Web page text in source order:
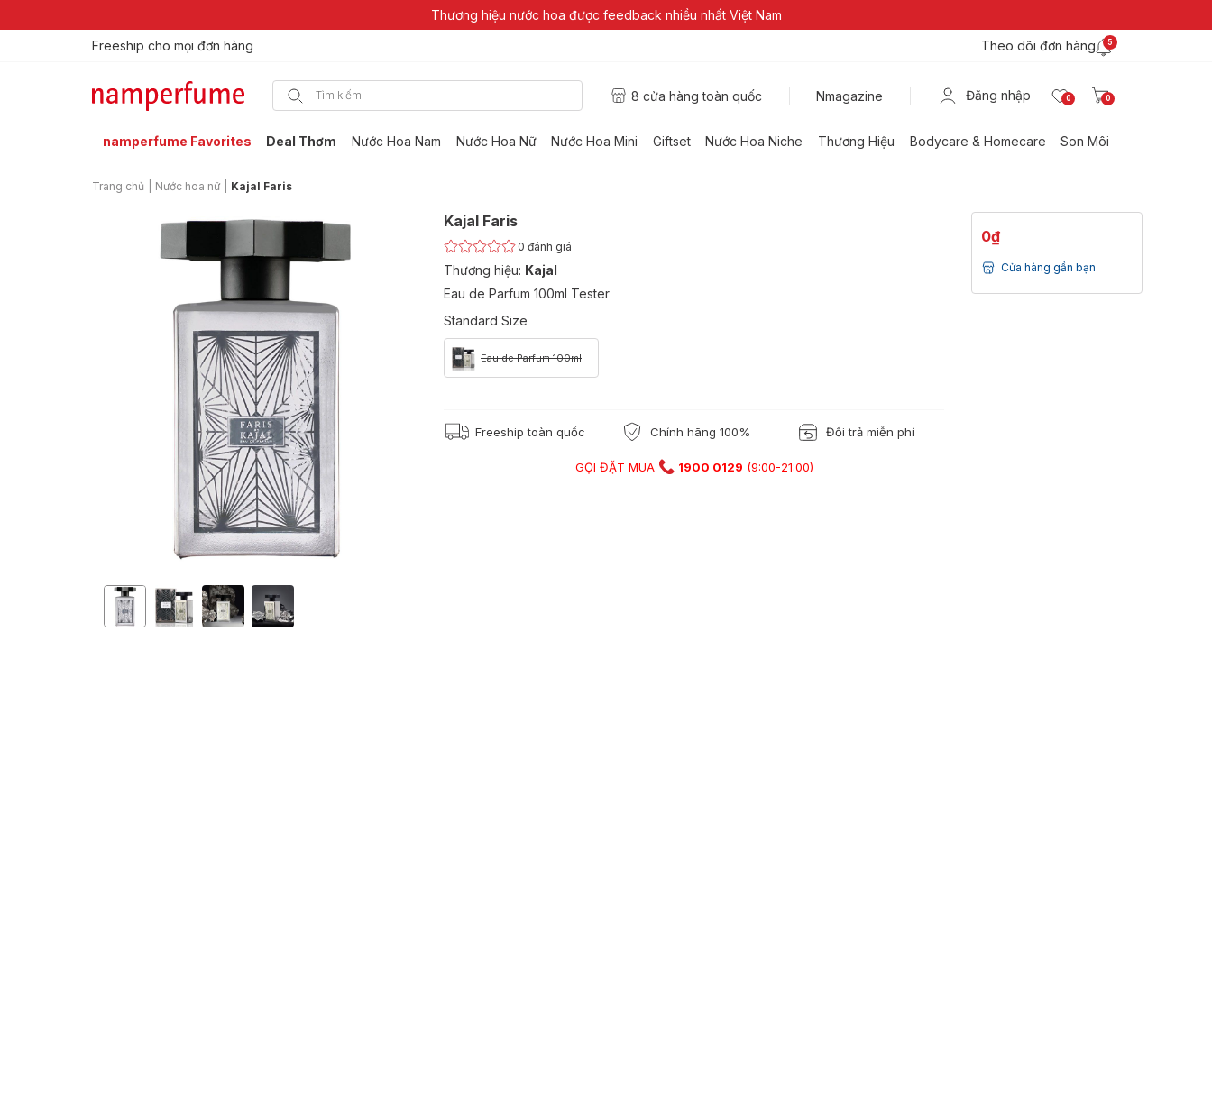
Thương hiệu nước hoa được feedback nhiều nhất Việt Nam
Freeship cho mọi đơn hàng
Thương hiệu nước hoa uy tín từ 2013
Theo dõi đơn hàng 5
8 cửa hàng toàn quốc Nmagazine Đăng nhập 0 0
namperfume Favorites Deal Thơm Nước Hoa Nam Nước Hoa Nữ Nước Hoa Mini Giftset Nước Hoa Niche Thương Hiệu Bodycare & Homecare Son Môi
Trang chủ Nước hoa nữ Kajal Faris
Kajal Faris
0 đánh giá
Thương hiệu: Kajal
Eau de Parfum 100ml Tester
Standard Size
Eau de Parfum 100ml
Freeship toàn quốc Chính hãng 100% Đổi trả miễn phí
GỌI ĐẶT MUA 1900 0129 (9:00-21:00)
0₫
Cửa hàng gần bạn